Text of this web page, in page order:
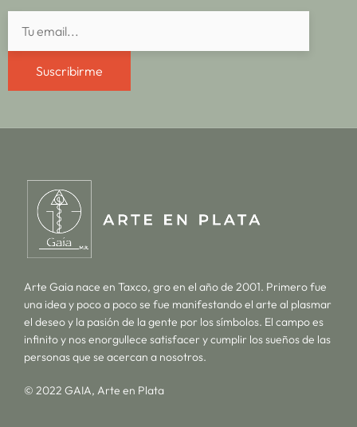
Suscribirme
Arte Gaia nace en Taxco, gro en el año de 2001. Primero fue
una idea y poco a poco se fue manifestando el arte al plasmar
el deseo y la pasión de la gente por los símbolos. El campo es
infinito y nos enorgullece satisfacer y cumplir los sueños de las
personas que se acercan a nosotros.
© 2022 GAIA, Arte en Plata